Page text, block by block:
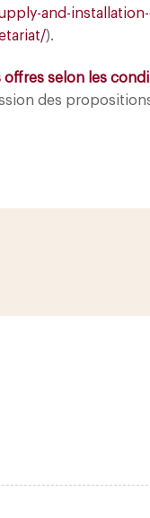
and-
).
offres selon les
des